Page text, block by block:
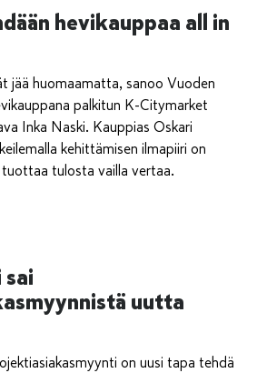
hevikauppaa all in
jää huomaamatta, sanoo Vuoden
palkitun K-Citymarket
Inka Naski. Kauppias Oskari
kehittämisen ilmapiiri on
tuottaa tulosta vailla vertaa.
uutta
on uusi tapa tehdä